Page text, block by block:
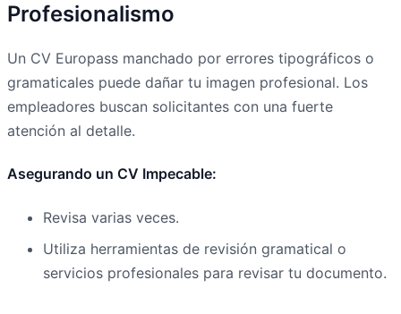
Profesionalismo
Un CV Europass manchado por errores tipográficos o
gramaticales puede dañar tu imagen profesional. Los
empleadores buscan solicitantes con una fuerte
atención al detalle.
Asegurando un CV Impecable:
Revisa varias veces.
Utiliza herramientas de revisión gramatical o
servicios profesionales para revisar tu documento.